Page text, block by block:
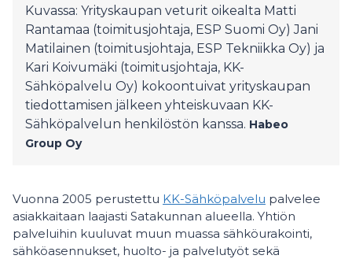
Kuvassa: Yrityskaupan veturit oikealta Matti
Rantamaa (toimitusjohtaja, ESP Suomi Oy) Jani
Matilainen (toimitusjohtaja, ESP Tekniikka Oy) ja
Kari Koivumäki (toimitusjohtaja, KK-
Sähköpalvelu Oy) kokoontuivat yrityskaupan
tiedottamisen jälkeen yhteiskuvaan KK-
Sähköpalvelun henkilöstön kanssa. Habeo
Group Oy
Vuonna 2005 perustettu KK-Sähköpalvelu palvelee
asiakkaitaan laajasti Satakunnan alueella. Yhtiön
palveluihin kuuluvat muun muassa sähköurakointi,
sähköasennukset, huolto- ja palvelutyöt sekä